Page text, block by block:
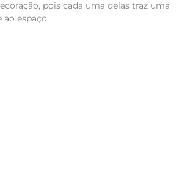
pois cada uma delas traz uma
ao espaço.